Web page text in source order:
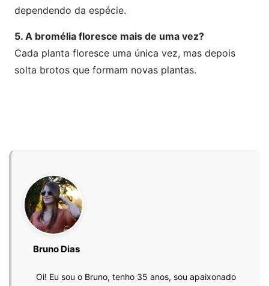
dependendo da espécie.
5. A bromélia floresce mais de uma vez?
Cada planta floresce uma única vez, mas depois
solta brotos que formam novas plantas.
Bruno Dias
Oi! Eu sou o Bruno, tenho 35 anos, sou apaixonado